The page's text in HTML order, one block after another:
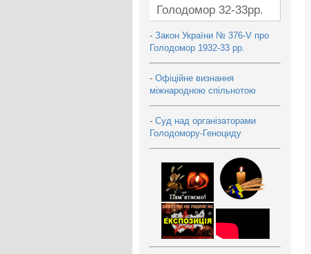
Голодомор 32-33рр.
- Закон України № 376-V про
Голодомор 1932-33 рр.
- Офіційне визнання
міжнародною спільнотою
- Суд над організаторами
Голодомору-Геноциду